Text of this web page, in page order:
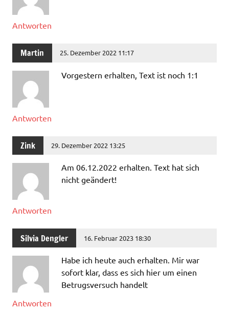
Antworten
Martin 25. Dezember 2022 11:17
Vorgestern erhalten, Text ist noch 1:1
Antworten
Zink 29. Dezember 2022 13:25
Am 06.12.2022 erhalten. Text hat sich
nicht geändert!
Antworten
Silvia Dengler 16. Februar 2023 18:30
Habe ich heute auch erhalten. Mir war
sofort klar, dass es sich hier um einen
Betrugsversuch handelt
Antworten